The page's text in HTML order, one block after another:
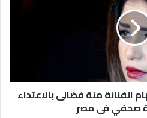
الفنانة منة فضالى بالاعتداء
صحفي فى مصر